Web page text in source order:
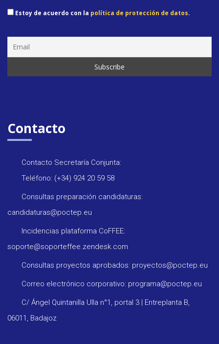
Estoy de acuerdo con la política de protección de datos.
Contacto
Contacto Secretaría Conjunta:
Teléfono: (+34) 924 20 59 58
Consultas preparación candidaturas:
candidaturas@poctep.eu
Incidencias plataforma CoFFEE:
soporte@soporteffee.zendesk.com
Consultas proyectos aprobados: proyectos@poctep.eu
Correo electrónico corporativo: programa@poctep.eu
C/ Ángel Quintanilla Ulla n°1, portal 3 | Entreplanta B,
06011, Badajoz